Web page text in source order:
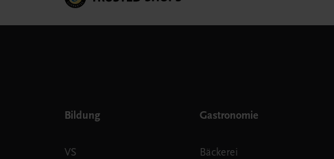
Bildung
VS
Gastronomie
Bäckerei